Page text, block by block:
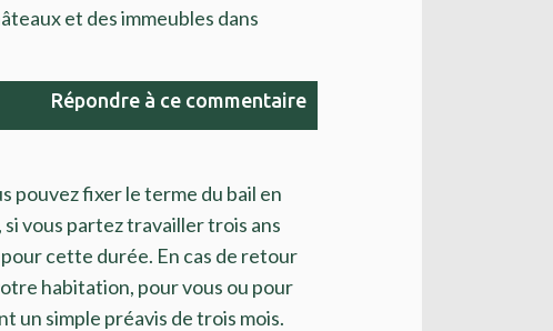
et des immeubles dans
Répondre à ce commentaire
pouvez fixer le terme du bail en
vous partez travailler trois ans
cette durée. En cas de retour
habitation, pour vous ou pour
un simple préavis de trois mois.